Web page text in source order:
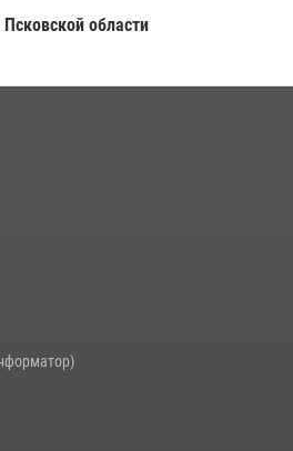
мастерства среди
охраны Росгвардии, Псковские
области